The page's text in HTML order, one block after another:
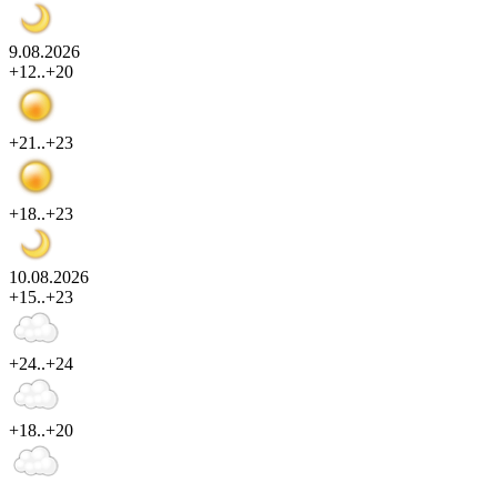
9.08.2026
+12..+20
+21..+23
+18..+23
10.08.2026
+15..+23
+24..+24
+18..+20